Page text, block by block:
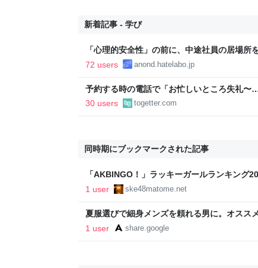
新着記事 - 学び
「心理的安全性」の前に、中途社員の居場所
72 users
anond.hatelabo.jp
予約する時の電話で「お忙しいところ失礼〜
い、明日◯日の12時に、人数は…」と丁寧に
30 users togetter.com
同時期にブックマークされた記事
「AKBINGO！」ラッキーガールランキング
オライブ 1.9キャプまとめ！ : SKE48まとめろ
1 user ske48matome.net
夏服選びで細身メンズを頼れる男に。オスス
- AUEN [オーエン]（旧DCOLLECTION） -
1 user share.google